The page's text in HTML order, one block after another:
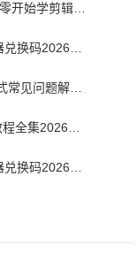
pr视频剪辑教程新手入门从零开始-pr教程从零开始学剪辑全集免费
switch电视模式怎么调节音量-switch电视模式常见问题解决方案